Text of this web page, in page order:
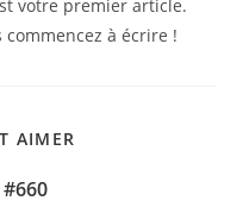
votre premier article.
à écrire !
AIMER